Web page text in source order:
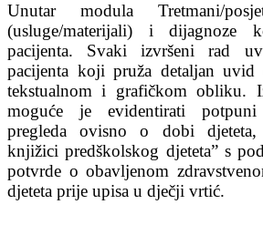
Unutar modula Tretmani/
(usluge/materijali) i dijagnoze
pacijenta. Svaki izvršeni rad
pacijenta koji pruža detaljan
tekstualnom i grafičkom obliku.
moguće je evidentirati potpuni
pregleda ovisno o dobi djeteta,
knjižici predškolskog djeteta” s
potvrde o obavljenom
djeteta prije upisa u dječji vrtić.